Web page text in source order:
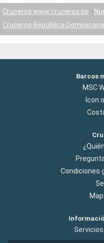
Cruceros www.cruceros.pe
Cruceros República Dominicana
Barcos
MSC
Icon
Condiciones